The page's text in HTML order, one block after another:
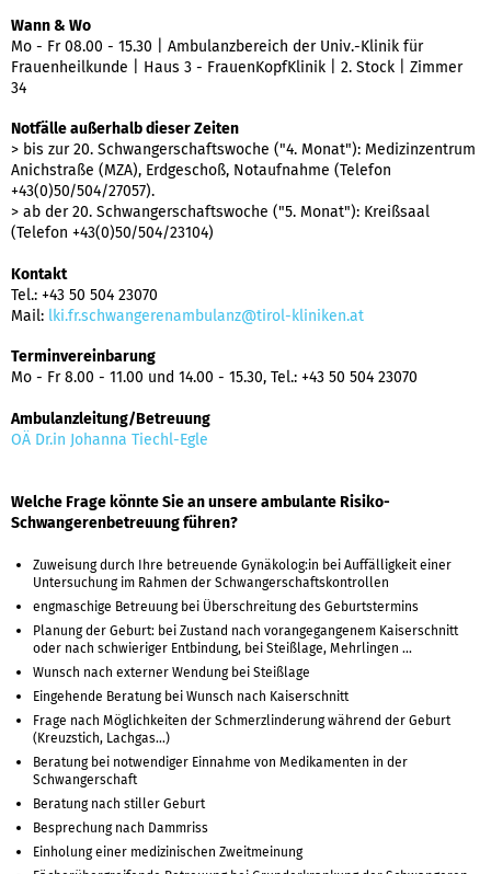
Wann & Wo
Mo - Fr 08.00 - 15.30 | Ambulanzbereich der Univ.-Klinik für
Frauenheilkunde | Haus 3 - FrauenKopfKlinik | 2. Stock | Zimmer
34
Notfälle außerhalb dieser Zeiten
> bis zur 20. Schwangerschaftswoche ("4. Monat"): Medizinzentrum
Anichstraße (MZA), Erdgeschoß, Notaufnahme (Telefon
+43(0)50/504/27057).
> ab der 20. Schwangerschaftswoche ("5. Monat"): Kreißsaal
(Telefon +43(0)50/504/23104)
Kontakt
Tel.: +43 50 504 23070
Mail: lki.fr.schwangerenambulanz@tirol-kliniken.at
Terminvereinbarung
Mo - Fr 8.00 - 11.00 und 14.00 - 15.30, Tel.: +43 50 504 23070
Ambulanzleitung/Betreuung
OÄ Dr.in Johanna Tiechl-Egle
Welche Frage könnte Sie an unsere ambulante Risiko-
Schwangerenbetreuung führen?
Zuweisung durch Ihre betreuende Gynäkolog:in bei Auffälligkeit einer
Untersuchung im Rahmen der Schwangerschaftskontrollen
engmaschige Betreuung bei Überschreitung des Geburtstermins
Planung der Geburt: bei Zustand nach vorangegangenem Kaiserschnitt
oder nach schwieriger Entbindung, bei Steißlage, Mehrlingen ...
Wunsch nach externer Wendung bei Steißlage
Eingehende Beratung bei Wunsch nach Kaiserschnitt
Frage nach Möglichkeiten der Schmerzlinderung während der Geburt
(Kreuzstich, Lachgas...)
Beratung bei notwendiger Einnahme von Medikamenten in der
Schwangerschaft
Beratung nach stiller Geburt
Besprechung nach Dammriss
Einholung einer medizinischen Zweitmeinung